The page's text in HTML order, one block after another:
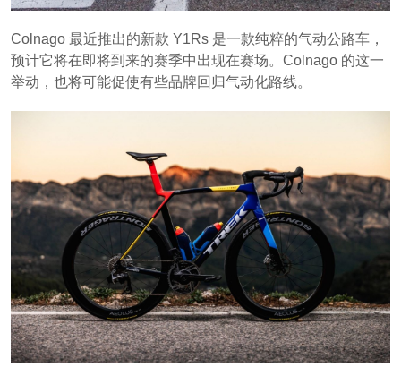
Colnago 最近推出的新款 Y1Rs 是一款纯粹的气动公路车，
预计它将在即将到来的赛季中出现在赛场。Colnago 的这一
举动，也将可能促使有些品牌回归气动化路线。